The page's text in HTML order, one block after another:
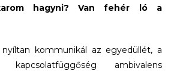
hagyni? Van fehér ló a
kommunikál az egyedüllét, a
ambivalens